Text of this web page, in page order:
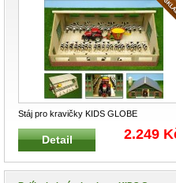
Stáj pro kravičky KIDS GLOBE
FARMING 610540 Velmi kvalitní staveb
Detail 2.249